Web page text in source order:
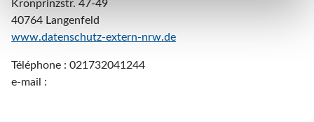
Kronprinzstr. 47-49
40764 Langenfeld
www.datenschutz-extern-nrw.de
Téléphone : 021732041244
e-mail :